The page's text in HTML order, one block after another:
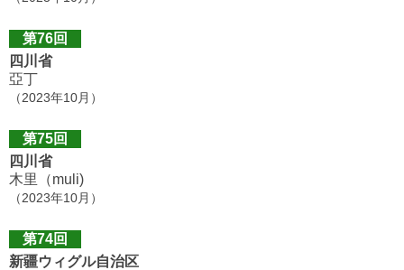
第76回
四川省
亞丁
（2023年10月）
第75回
四川省
木里（muli)
（2023年10月）
第74回
新疆ウィグル自治区